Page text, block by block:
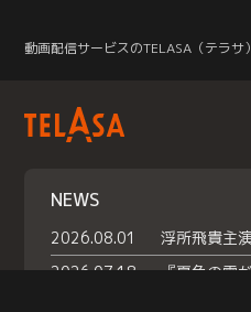
動画配信サービスのTELASA（テラサ）
NEWS
2026.08.01
2026.07.18